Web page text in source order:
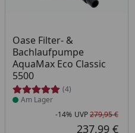
Oase Filter- &
Bachlaufpumpe
AquaMax Eco Classic
5500
(4)
Produkt am Lager
Am Lager
-14% UVP279,95 €
237,99 €